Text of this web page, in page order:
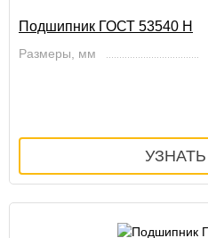
Подшипник ГОСТ 53540 Н
Размеры, мм